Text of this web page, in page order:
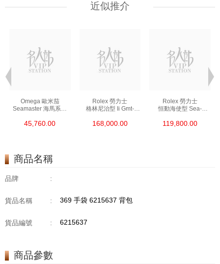
近似推介
Omega 歐米茄
Seamaster 海馬系列
精鋼 Nekton Edition
45,760.00
Rolex 勞力士
格林尼治型 Ii Gmt-
0002 18kt玫瑰金/鋼
168,000.00
Rolex 勞力士
恒動海使型 Sea-
精鋼 單紅
119,800.00
商品名稱
品牌 :
貨品名稱 : 369 手袋 6215637 背包
貨品編號 : 6215637
商品參數